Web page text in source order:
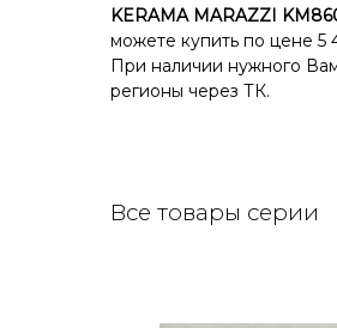
KERAMA MARAZZI
можете купить по цене 5
При наличии нужного
регионы через ТК.
Все товары серии